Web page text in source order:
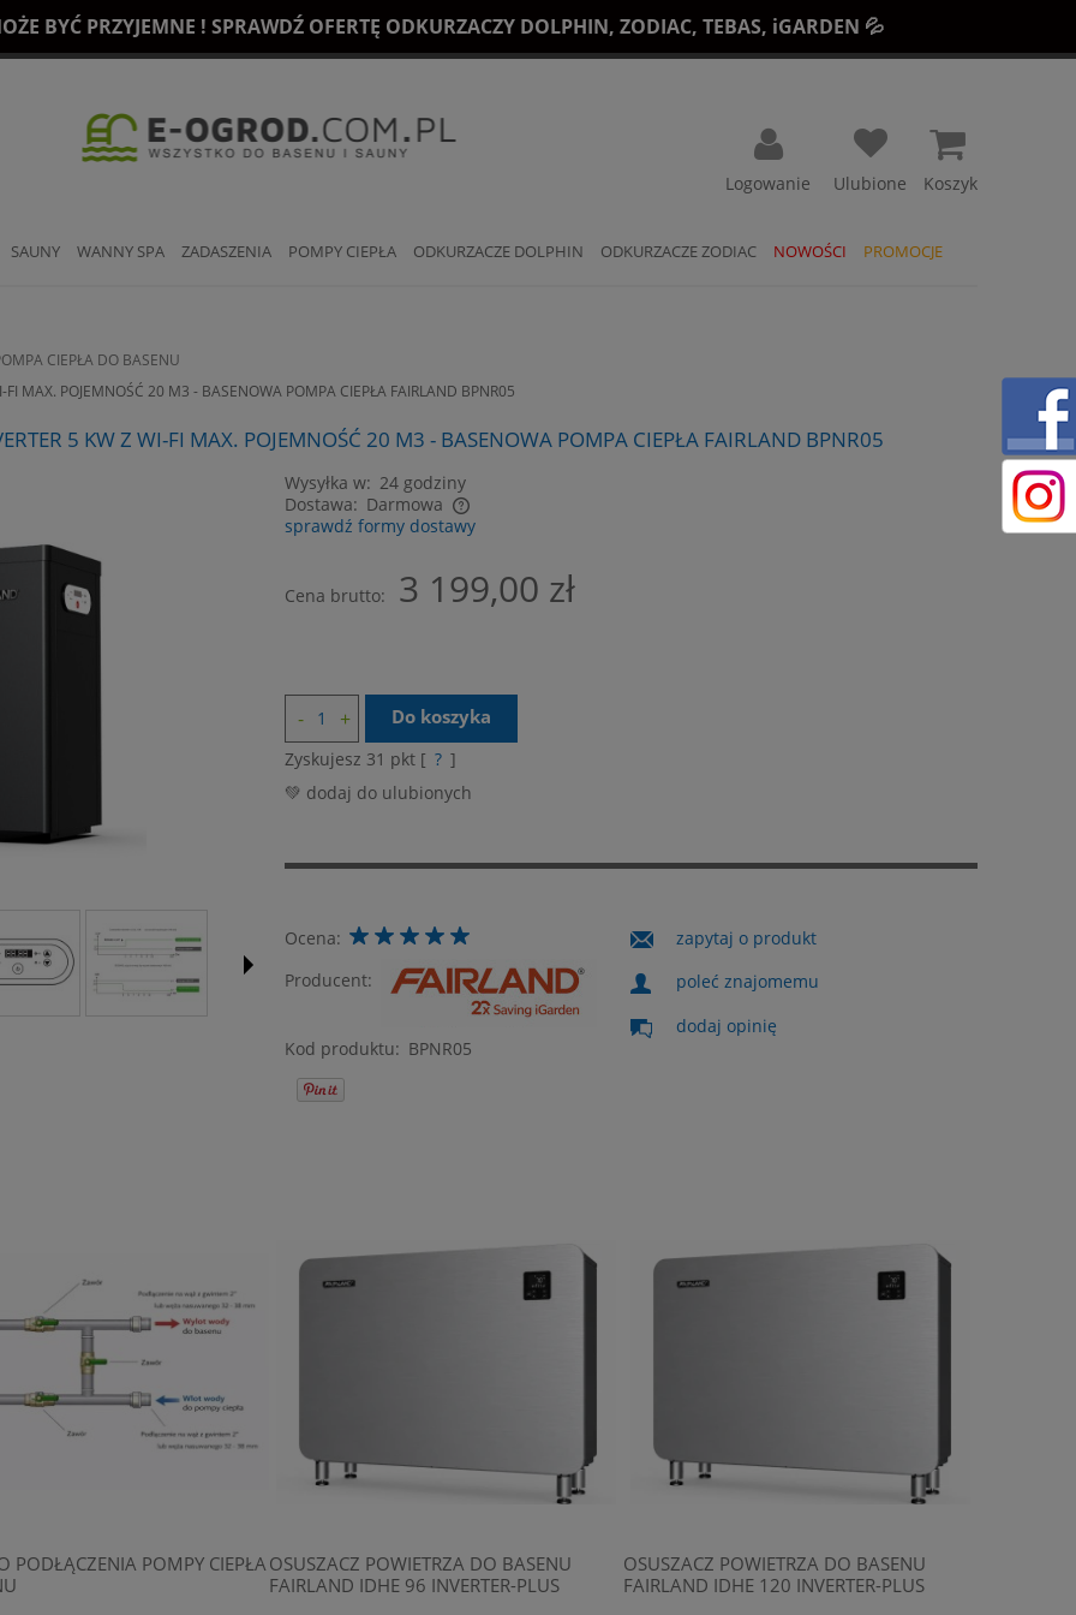
BYĆ PRZYJEMNE ! SPRAWDŹ OFERTĘ ODKURZACZY DOLPHIN, ZODIAC, TEBAS, iGARDEN 💦
Koszyk
SAUNY WANNY SPA ZADASZENIA POMPY CIEPŁA ODKURZACZE DOLPHIN ODKURZACZE ZODIAC NOWOŚCI PROMOCJE
CIEPŁA DO BASENU
MAX. POJEMNOŚĆ 20 M3 - BASENOWA POMPA CIEPŁA FAIRLAND BPNR05
5 KW Z WI-FI MAX. POJEMNOŚĆ 20 M3 - BASENOWA POMPA CIEPŁA FAIRLAND BPNR05
Wysyłka w: 24 godziny
Dostawa: Darmowa
sprawdź formy dostawy
Cena brutto: 3 199,00 zł
Do koszyka
Zyskujesz 31 pkt [ ? ]
💚 dodaj do ulubionych
Ocena:
Producent:
Kod produktu: BPNR05
zapytaj o produkt
poleć znajomemu
dodaj opinię
PODŁĄCZENIA POMPY CIEPŁA OSUSZACZ POWIETRZA DO BASENU
FAIRLAND IDHE 96 INVERTER-PLUS
OSUSZACZ POWIETRZA DO BASENU
FAIRLAND IDHE 120 INVERTER-PLUS